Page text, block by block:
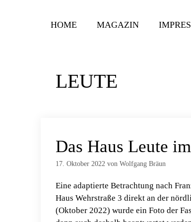
HOME MAGAZIN
LEUTE
Das Haus Leute
17. Oktober 2022 von Wolfgang Bräun
Eine adaptierte Betrachtung nach
Haus Wehrstraße 3 direkt an der
(Oktober 2022) wurde ein Foto der